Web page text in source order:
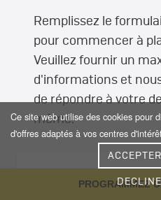
Ce site web utilise des cookies pour
d'offres adaptés à vos centres
DECLINE
ACCEPTER
PROGRAMMEZ
Remplissez le
pour commencer à
Veuillez fournir un
d'informations et
de répondre à votre
même.
VEUILLEZ ÊTRE LE